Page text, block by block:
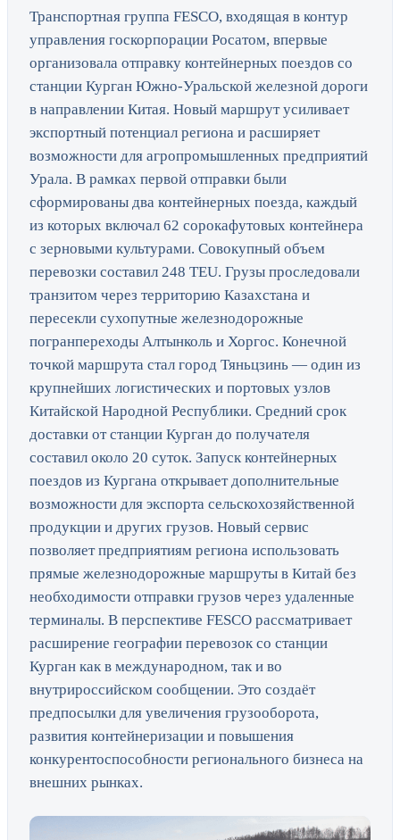
Транспортная группа FESCO, входящая в контур
управления госкорпорации Росатом, впервые
организовала отправку контейнерных поездов со
станции Курган Южно-Уральской железной дороги
в направлении Китая. Новый маршрут усиливает
экспортный потенциал региона и расширяет
возможности для агропромышленных предприятий
Урала. В рамках первой отправки были
сформированы два контейнерных поезда, каждый
из которых включал 62 сорокафутовых контейнера
с зерновыми культурами. Совокупный объем
перевозки составил 248 TEU. Грузы проследовали
транзитом через территорию Казахстана и
пересекли сухопутные железнодорожные
погранпереходы Алтынколь и Хоргос. Конечной
точкой маршрута стал город Тяньцзинь — один из
крупнейших логистических и портовых узлов
Китайской Народной Республики. Средний срок
доставки от станции Курган до получателя
составил около 20 суток. Запуск контейнерных
поездов из Кургана открывает дополнительные
возможности для экспорта сельскохозяйственной
продукции и других грузов. Новый сервис
позволяет предприятиям региона использовать
прямые железнодорожные маршруты в Китай без
необходимости отправки грузов через удаленные
терминалы. В перспективе FESCO рассматривает
расширение географии перевозок со станции
Курган как в международном, так и во
внутрироссийском сообщении. Это создаёт
предпосылки для увеличения грузооборота,
развития контейнеризации и повышения
конкурентоспособности регионального бизнеса на
внешних рынках.